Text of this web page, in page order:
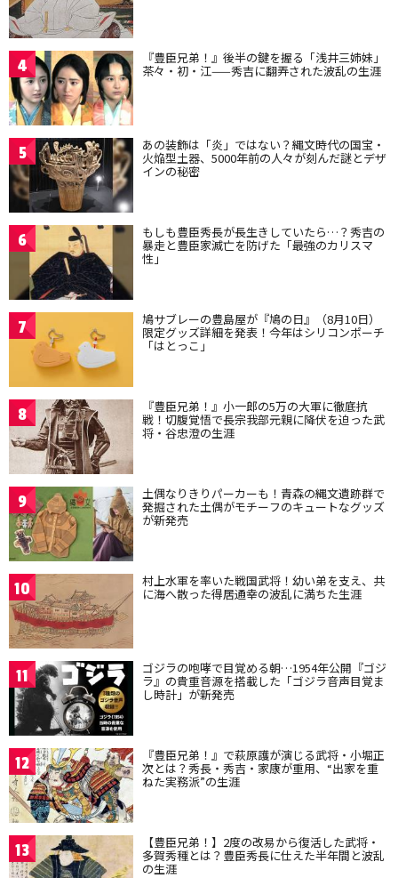
4 『豊臣兄弟！』後半の鍵を握る「浅井三姉妹」
茶々・初・江——秀吉に翻弄された波乱の生涯
5 あの装飾は「炎」ではない？縄文時代の国宝・
火焔型土器、5000年前の人々が刻んだ謎とデザ
インの秘密
6 もしも豊臣秀長が長生きしていたら…？秀吉の
暴走と豊臣家滅亡を防げた「最強のカリスマ
性」
7 鳩サブレーの豊島屋が『鳩の日』（8月10日）
限定グッズ詳細を発表！今年はシリコンポーチ
「はとっこ」
8 『豊臣兄弟！』小一郎の5万の大軍に徹底抗
戦！切腹覚悟で長宗我部元親に降伏を迫った武
将・谷忠澄の生涯
9 土偶なりきりパーカーも！青森の縄文遺跡群で
発掘された土偶がモチーフのキュートなグッズ
が新発売
10 村上水軍を率いた戦国武将！幼い弟を支え、共
に海へ散った得居通幸の波乱に満ちた生涯
11 ゴジラの咆哮で目覚める朝…1954年公開『ゴジ
ラ』の貴重音源を搭載した「ゴジラ音声目覚ま
し時計」が新発売
12 『豊臣兄弟！』で萩原護が演じる武将・小堀正
次とは？秀長・秀吉・家康が重用、“出家を重
ねた実務派”の生涯
13 【豊臣兄弟！】2度の改易から復活した武将・
多賀秀種とは？豊臣秀長に仕えた半年間と波乱
の生涯